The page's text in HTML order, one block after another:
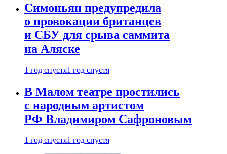
Симоньян предупредила
о провокации британцев
и СБУ для срыва саммита
на Аляске
1 год спустя1 год спустя
В Малом театре простились
с народным артистом
РФ Владимиром Сафроновым
1 год спустя1 год спустя